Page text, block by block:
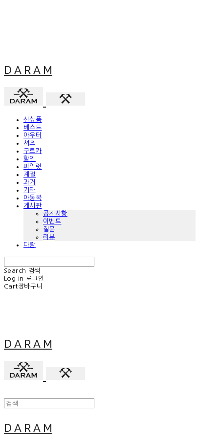
D A R A M
신상품
베스트
아우터
셔츠
구르카
할인
파일럿
계절
과거
기타
아동복
게시판
공지사항
이벤트
질문
리뷰
다람
Search
검색
Log In 로그인
Cart장바구니
D A R A M
D A R A M